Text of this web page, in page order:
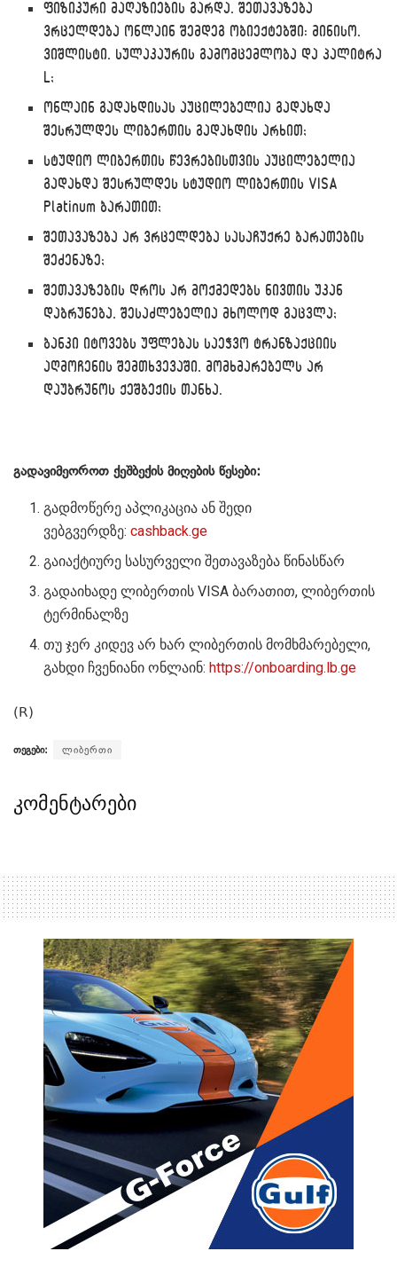
ფიზიკური მაღაზიების გარდა, შეთავაზება
ვრცელდება ონლაინ შემდეგ ობიექტებში: მინისო,
ვიშლისტი, სულაკაურის გამომცემლობა და პალიტრა
L;
ონლაინ გადახდისას აუცილებელია გადახდა
შესრულდეს ლიბერთის გადახდის არხით;
სტუდიო ლიბერთის წევრებისთვის აუცილებელია
გადახდა შესრულდეს სტუდიო ლიბერთის VISA
Platinum ბარათით;
შეთავაზება არ ვრცელდება სასაჩუქრე ბარათების
შეძენაზე;
შეთავაზების დროს არ მოქმედებს ნივთის უკან
დაბრუნება, შესაძლებელია მხოლოდ გაცვლა;
ბანკი იტოვებს უფლებას საეჭვო ტრანზაქციის
აღმოჩენის შემთხვევაში, მომხმარებელს არ
დაუბრუნოს ქეშბექის თანხა.
გადავიმეოროთ ქეშბექის მიღების წესები:
გადმოწერე აპლიკაცია ან შედი
ვებგვერდზე:cashback.ge
გაიაქტიურე სასურველი შეთავაზება წინასწარ
გადაიხადე ლიბერთის VISA ბარათით, ლიბერთის
ტერმინალზე
თუ ჯერ კიდევ არ ხარ ლიბერთის მომხმარებელი,
გახდი ჩვენიანი ონლაინ:https://onboarding.lb.ge
(R)
თეგები: ლიბერთი
კომენტარები